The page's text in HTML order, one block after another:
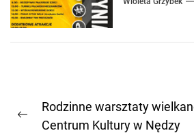
wpisu
Previous
Rodzinne warsztaty
Centrum Kultury w Nędzy